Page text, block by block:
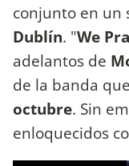
conjunto en un
Dublín. "We
adelantos de
de la banda
octubre. Sin
enloquecidos